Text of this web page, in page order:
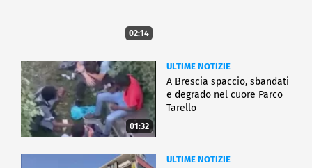
02:14
01:32
ULTIME NOTIZIE
A Brescia spaccio, sbandati
e degrado nel cuore Parco
Tarello
ULTIME NOTIZIE